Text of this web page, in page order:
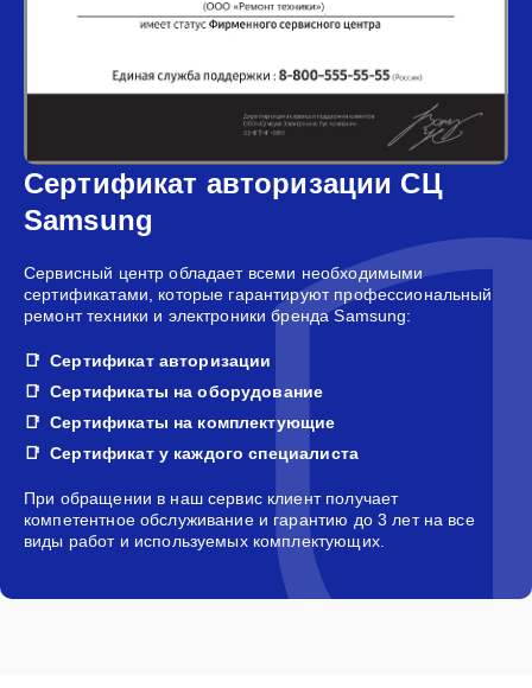
Сертификат авторизации СЦ
Samsung
Сервисный центр обладает всеми необходимыми
сертификатами, которые гарантируют профессиональный
ремонт техники и электроники бренда Samsung:
Сертификат авторизации
Сертификаты на оборудование
Сертификаты на комплектующие
Сертификат у каждого специалиста
При обращении в наш сервис клиент получает
компетентное обслуживание и гарантию до 3 лет на все
виды работ и используемых комплектующих.